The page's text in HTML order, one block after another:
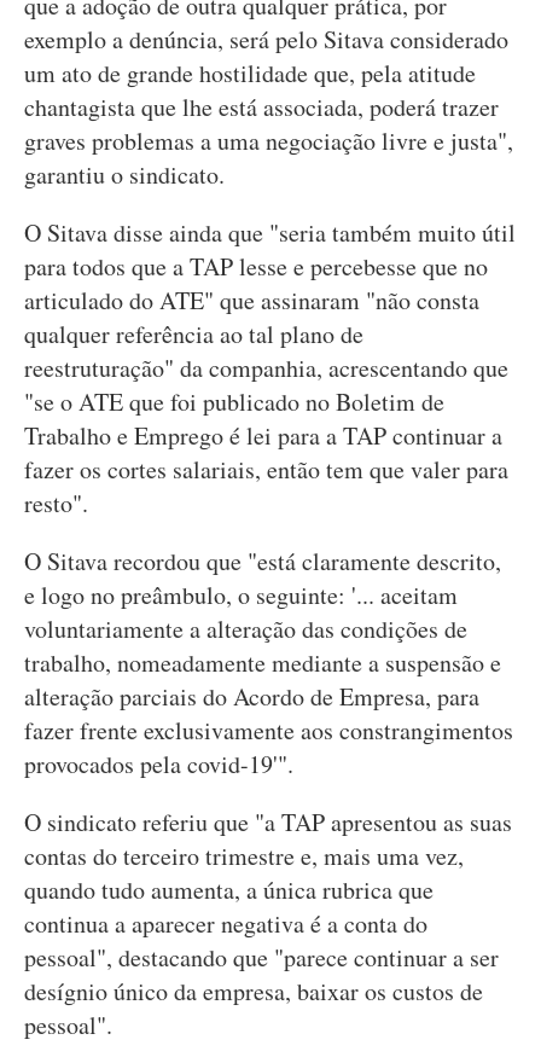
exemplo a denúncia, será pelo Sitava considerado
um ato de grande hostilidade que, pela atitude
chantagista que lhe está associada, poderá trazer
graves problemas a uma negociação livre e justa",
garantiu o sindicato.
O Sitava disse ainda que "seria também muito útil
para todos que a TAP lesse e percebesse que no
articulado do ATE" que assinaram "não consta
qualquer referência ao tal plano de
reestruturação" da companhia, acrescentando que
"se o ATE que foi publicado no Boletim de
Trabalho e Emprego é lei para a TAP continuar a
fazer os cortes salariais, então tem que valer para
resto".
O Sitava recordou que "está claramente descrito,
e logo no preâmbulo, o seguinte: '... aceitam
voluntariamente a alteração das condições de
trabalho, nomeadamente mediante a suspensão e
alteração parciais do Acordo de Empresa, para
fazer frente exclusivamente aos constrangimentos
provocados pela covid-19'".
O sindicato referiu que "a TAP apresentou as suas
contas do terceiro trimestre e, mais uma vez,
quando tudo aumenta, a única rubrica que
continua a aparecer negativa é a conta do
pessoal", destacando que "parece continuar a ser
desígnio único da empresa, baixar os custos de
pessoal".